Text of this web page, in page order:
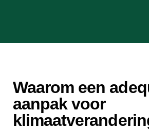
Waarom een
aanpak voor